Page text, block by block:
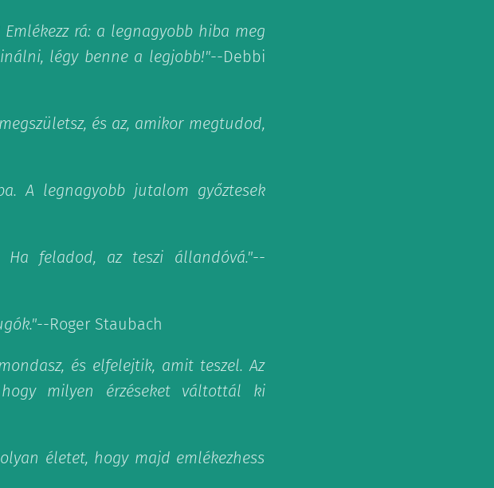
rá: a legnagyobb hiba meg
légy benne a legjobb!"--Debbi
és az, amikor megtudod,
A legnagyobb jutalom győztesek
Ha feladod, az teszi állandóvá."--
--Roger Staubach
és elfelejtik, amit teszel. Az
milyen érzéseket váltottál ki
életet, hogy majd emlékezhess